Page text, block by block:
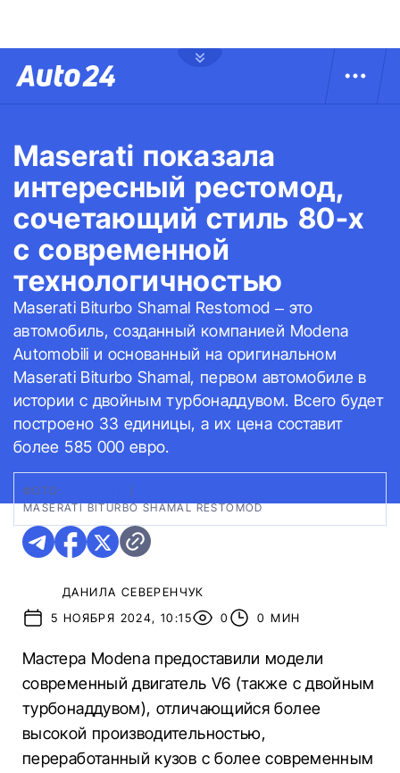
Maserati показала
интересный рестомод,
сочетающий стиль 80-х
с современной
технологичностью
Maserati Biturbo Shamal Restomod – это
автомобиль, созданный компанией Modena
Automobili и основанный на оригинальном
Maserati Biturbo Shamal, первом автомобиле в
истории с двойным турбонаддувом. Всего будет
построено 33 единицы, а их цена составит
более 585 000 евро.
ФОТО:
MASERATI BITURBO SHAMAL RESTOMOD
ДАНИЛА СЕВЕРЕНЧУК
5 НОЯБРЯ 2024, 10:15
0 0 МИН
Мастера Modena предоставили модели
современный двигатель V6 (также с двойным
турбонаддувом), отличающийся более
высокой производительностью,
переработанный кузов с более современным